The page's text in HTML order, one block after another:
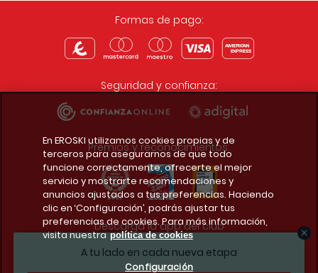
A tu lado en cada nueva etapa
Formas de pago:
Seguridad y confianza:
Premios y reconocimientos:
Descarga la app del club
En EROSKI utilizamos cookies propias y de
terceros para asegurarnos de que todo
funcione correctamente, ofrecerte el mejor
servicio y mostrarte recomendaciones y
anuncios ajustados a tus preferencias. Haciendo
clic en ‘Configuración’, podrás ajustar tus
preferencias de cookies. Para más información,
visita nuestra política de cookies
Configuración